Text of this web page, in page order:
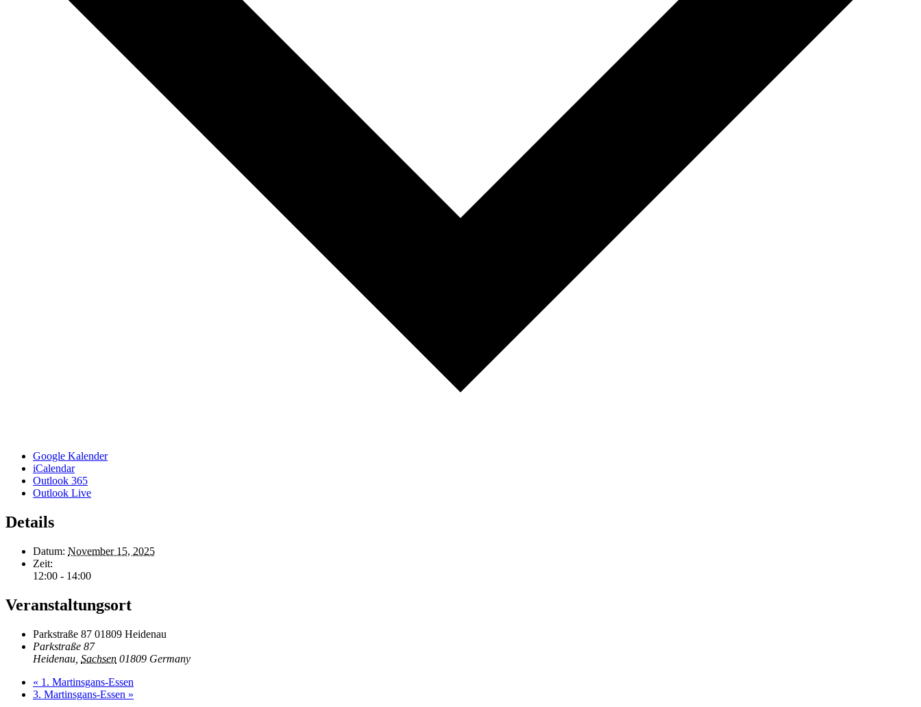
Google Kalender
iCalendar
Outlook 365
Outlook Live
Details
Datum: November 15, 2025
Zeit:
12:00 - 14:00
Veranstaltungsort
Parkstraße 87 01809 Heidenau
Parkstraße 87
Heidenau Sachsen 01809 Germany
« 1. Martinsgans-Essen
3. Martinsgans-Essen »